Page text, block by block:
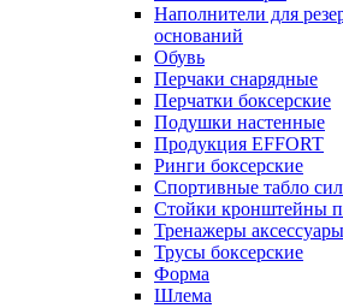
Наполнители для
оснований
Обувь
Перчаки снарядные
Перчатки боксерские
Подушки настенные
Продукция EFFORT
Ринги боксерские
Спортивные табло
Стойки кронштейны
Тренажеры
Трусы боксерские
Форма
Шлема